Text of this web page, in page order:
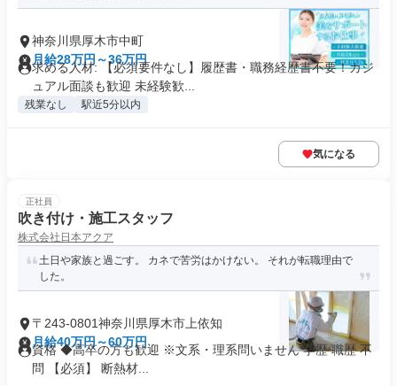
神奈川県厚木市中町
月給28万円～36万円
求める人材: 【必須要件なし】履歴書・職務経歴書不要！カジ
ュアル面談も歓迎 未経験歓...
残業なし 駅近5分以内
気になる
正社員
吹き付け・施工スタッフ
株式会社日本アクア
土日や家族と過ごす。 カネで苦労はかけない。 それが転職理由で
した。
〒243-0801神奈川県厚木市上依知
月給40万円～60万円
資格 ◆高卒の方も歓迎 ※文系・理系問いません 学歴 職歴 不
問 【必須】 断熱材...